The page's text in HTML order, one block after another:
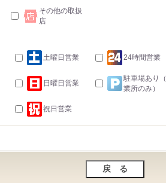
その他の取扱
店
土曜日営業 24時間営業
日曜日営業
駐車場あり
業所のみ）
祝日営業